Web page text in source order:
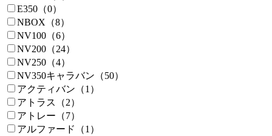
E350（0）
NBOX（8）
NV100（6）
NV200（24）
NV250（4）
NV350キャラバン（50）
アクティバン（1）
アトラス（2）
アトレー（7）
アルファード（1）